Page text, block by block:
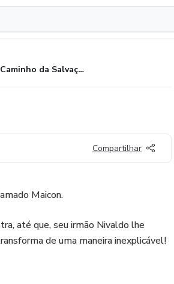
A Caminho da Salvação!
Compartilhar
Maicon.
até que, seu irmão Nivaldo lhe
de uma maneira inexplicável!